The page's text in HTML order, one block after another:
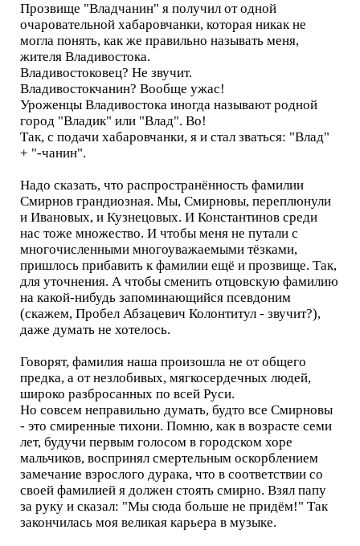
Прозвище "Владчанин" я получил от одной
очаровательной хабаровчанки, которая никак не
могла понять, как же правильно называть меня,
жителя Владивостока.
Владивостоковец? Не звучит.
Владивостокчанин? Вообще ужас!
Уроженцы Владивостока иногда называют родной
город "Владик" или "Влад". Во!
Так, с подачи хабаровчанки, я и стал зваться: "Влад"
+ "-чанин".
Надо сказать, что распространённость фамилии
Смирнов грандиозная. Мы, Смирновы, переплюнули
и Ивановых, и Кузнецовых. И Константинов среди
нас тоже множество. И чтобы меня не путали с
многочисленными многоуважаемыми тёзками,
пришлось прибавить к фамилии ещё и прозвище. Так,
для уточнения. А чтобы сменить отцовскую фамилию
на какой-нибудь запоминающийся псевдоним
(скажем, Пробел Абзацевич Колонтитул - звучит?),
даже думать не хотелось.
Говорят, фамилия наша произошла не от общего
предка, а от незлобивых, мягкосердечных людей,
широко разбросанных по всей Руси.
Но совсем неправильно думать, будто все Смирновы
- это смиренные тихони. Помню, как в возрасте семи
лет, будучи первым голосом в городском хоре
мальчиков, воспринял смертельным оскорблением
замечание взрослого дурака, что в соответствии со
своей фамилией я должен стоять смирно. Взял папу
за руку и сказал: "Мы сюда больше не придём!" Так
закончилась моя великая карьера в музыке.